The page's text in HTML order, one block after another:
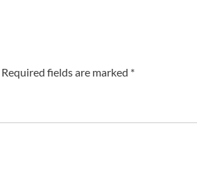
Required fields are marked *